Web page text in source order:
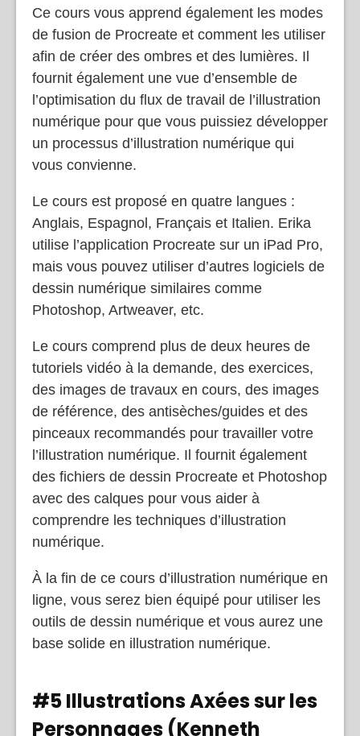
Ce cours vous apprend également les modes
de fusion de Procreate et comment les utiliser
afin de créer des ombres et des lumières. Il
fournit également une vue d’ensemble de
l’optimisation du flux de travail de l’illustration
numérique pour que vous puissiez développer
un processus d’illustration numérique qui
vous convienne.
Le cours est proposé en quatre langues :
Anglais, Espagnol, Français et Italien. Erika
utilise l’application Procreate sur un iPad Pro,
mais vous pouvez utiliser d’autres logiciels de
dessin numérique similaires comme
Photoshop, Artweaver, etc.
Le cours comprend plus de deux heures de
tutoriels vidéo à la demande, des exercices,
des images de travaux en cours, des images
de référence, des antisèches/guides et des
pinceaux recommandés pour travailler votre
l’illustration numérique. Il fournit également
des fichiers de dessin Procreate et Photoshop
avec des calques pour vous aider à
comprendre les techniques d’illustration
numérique.
À la fin de ce cours d’illustration numérique en
ligne, vous serez bien équipé pour utiliser les
outils de dessin numérique et vous aurez une
base solide en illustration numérique.
#5 Illustrations Axées sur les
Personnages (Kenneth